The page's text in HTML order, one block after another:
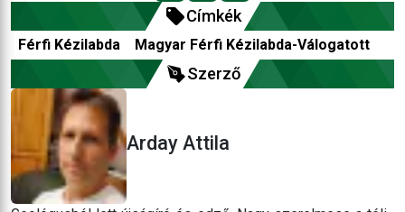
Címkék
Férfi Kézilabda Magyar Férfi Kézilabda-Válogatott
Szerző
Arday Attila